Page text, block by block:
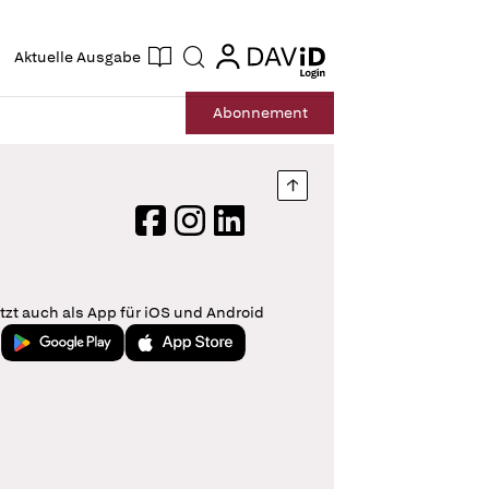
Aktuelle Ausgabe Suche login
login
Abonnement
Nach oben springen
FacebookInstagram
LinkedIn
auch als App für iOS und Android
Jetzt bei Google PlayLaden im App Store